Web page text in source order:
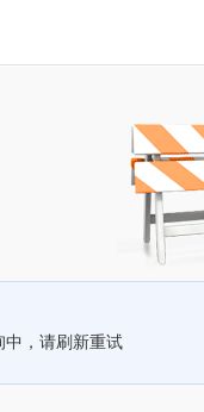
中，请刷新重试